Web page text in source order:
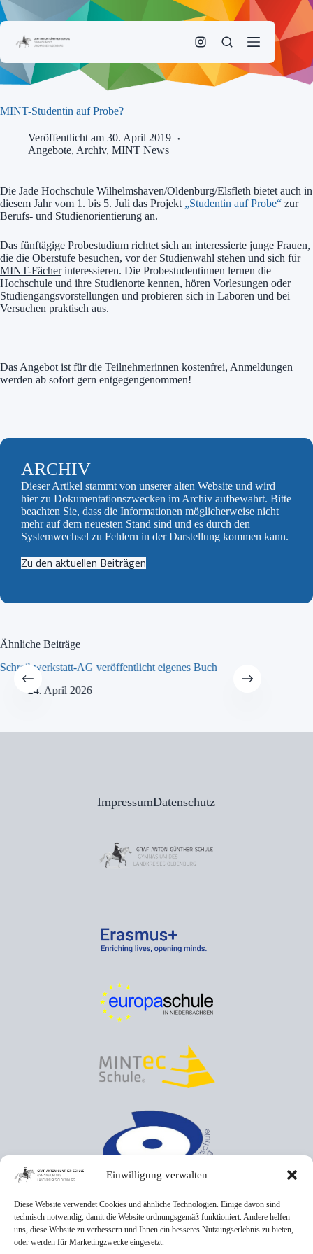
Einwilligung verwalten
Diese Website verwendet Cookies und ähnliche Technologien. Einige davon sind
technisch notwendig, damit die Website ordnungsgemäß funktioniert. Andere helfen
uns, diese Website zu verbessern und Ihnen ein besseres Nutzungserlebnis zu bieten,
oder werden für Marketingzwecke eingesetzt.
Zum
Inhalt
MINT-Studentin auf Probe?
Veröffentlicht am 30. April 2019
Angebote, Archiv, MINT News
Die Jade Hochschule Wilhelmshaven/Oldenburg/Elsfleth bietet auch in
diesem Jahr vom 1. bis 5. Juli das Projekt „Studentin auf Probe“ zur
Berufs- und Studienorientierung an.
Das fünftägige Probestudium richtet sich an interessierte junge Frauen,
die die Oberstufe besuchen, vor der Studienwahl stehen und sich für
MINT-Fächerinteressieren. Die Probestudentinnen lernen die
Hochschule und ihre Studienorte kennen, hören Vorlesungen oder
Studiengangsvorstellungen und probieren sich in Laboren und bei
Versuchen praktisch aus.
Das Angebot ist für die Teilnehmerinnen kostenfrei, Anmeldungen
werden ab sofort gern entgegengenommen!
ARCHIV
Dieser Artikel stammt von unserer alten Website und wird
hier zu Dokumentationszwecken im Archiv aufbewahrt. Bitte
beachten Sie, dass die Informationen möglicherweise nicht
mehr auf dem neuesten Stand sind und es durch den
Systemwechsel zu Fehlern in der Darstellung kommen kann.
Zu den aktuellen Beiträgen
Ähnliche Beiträge
Schreibwerkstatt-AG veröffentlicht eigenes Buch
24. April 2026
ImpressumDatenschutz